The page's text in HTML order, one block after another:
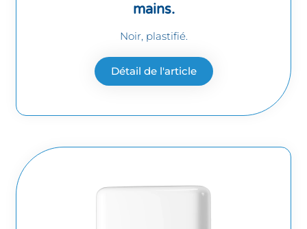
mains.
Noir, plastifié.
Détail de l'article